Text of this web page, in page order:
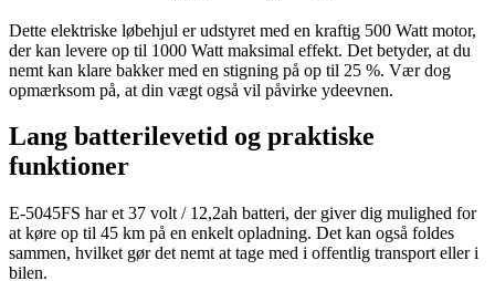
Dette elektriske løbehjul er udstyret med en kraftig 500 Watt motor,
der kan levere op til 1000 Watt maksimal effekt. Det betyder, at du
nemt kan klare bakker med en stigning på op til 25 %. Vær dog
opmærksom på, at din vægt også vil påvirke ydeevnen.
Lang batterilevetid og praktiske
funktioner
E-5045FS har et 37 volt / 12,2ah batteri, der giver dig mulighed for
at køre op til 45 km på en enkelt opladning. Det kan også foldes
sammen, hvilket gør det nemt at tage med i offentlig transport eller i
bilen.